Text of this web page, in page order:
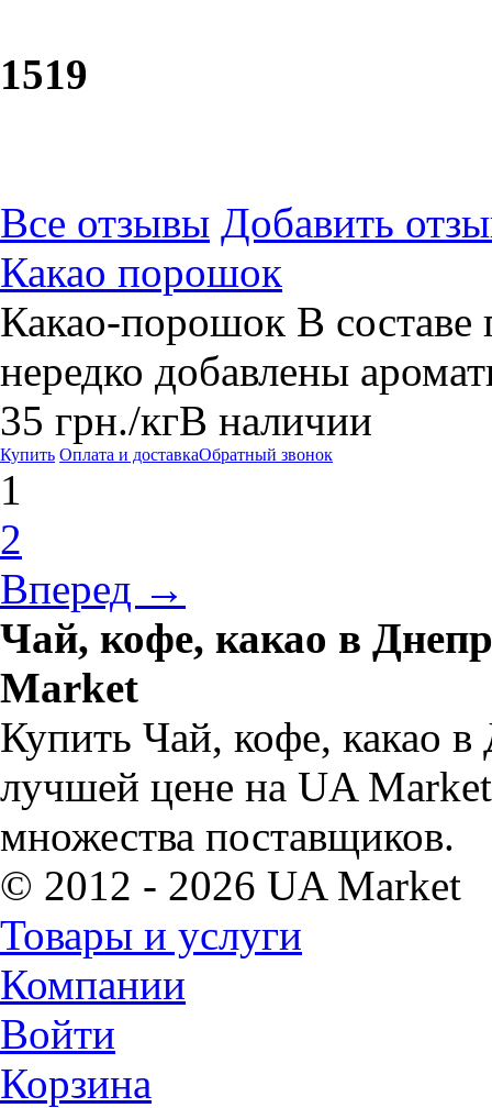
1519
Все отзывы Добавить
Какао порошок
Какао-порошок В составе
нередко добавлены
35 грн./кгВ наличии
Купить Оплата и доставкаОбратный звонок
1
2
Вперед →
Чай, кофе, какао в
Market
Купить Чай, кофе, какао в
лучшей цене на UA
множества поставщиков.
© 2012 - 2026 UA Market
Товары и услуги
Компании
Войти
Корзина